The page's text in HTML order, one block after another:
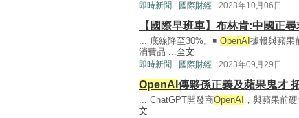
即時新聞 國際財經 2023年10月06日
【國際早班車】布林肯:中國正
... 底線降至30%。￭ OpenAI 據報與蘋果
消費品 ...全文
即時新聞 國際財經 2023年09月29日
OpenAI 傳夥孫正義及蘋果鬼才
... ChatGPT開發商OpenAI ，與蘋果前
文